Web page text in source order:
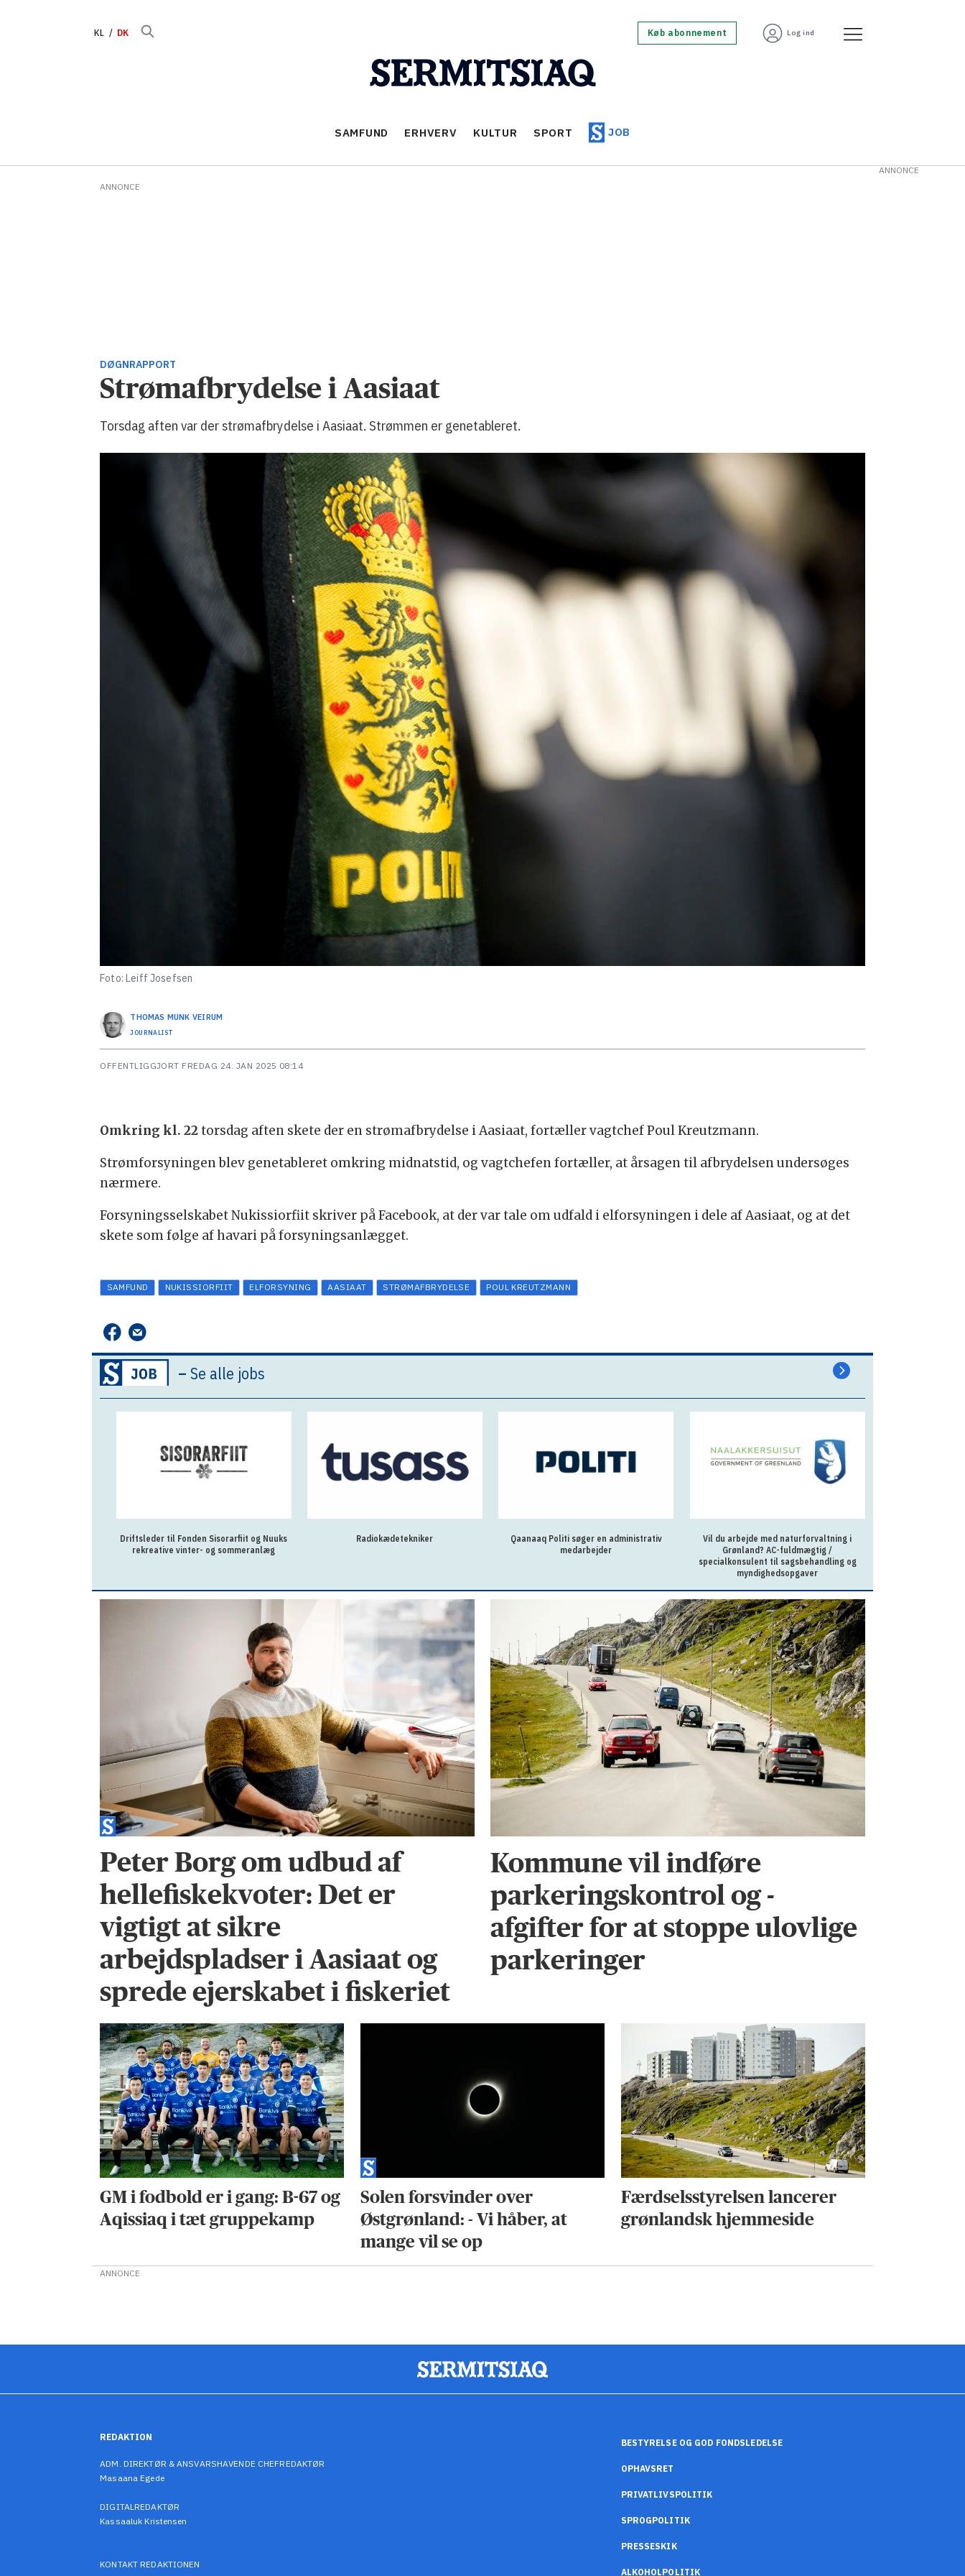
KL DK Køb abonnement Log ind
SAMFUND ERHVERV KULTUR SPORT JOB
ANNONCE
DØGNRAPPORT
Strømafbrydelse i Aasiaat
Torsdag aften var der strømafbrydelse i Aasiaat. Strømmen er genetableret.
Foto: Leiff Josefsen
THOMAS MUNK VEIRUM
JOURNALIST
OFFENTLIGGJORT FREDAG 24. JAN 2025 08:14
Omkring kl. 22torsdag aften skete der en strømafbrydelse i Aasiaat, fortæller vagtchef Poul Kreutzmann.
Strømforsyningen blev genetableret omkring midnatstid, og vagtchefen fortæller, at årsagen til afbrydelsen undersøges
nærmere.
Forsyningsselskabet Nukissiorfiit skriver på Facebook, at der var tale om udfald i elforsyningen i dele af Aasiaat, og at det
skete som følge af havari på forsyningsanlægget.
SAMFUND NUKISSIORFIIT ELFORSYNING AASIAAT STRØMAFBRYDELSE POUL KREUTZMANN
– Se alle jobs
Driftsleder til Fonden Sisorarfiit og Nuuks
rekreative vinter- og sommeranlæg
Radiokædetekniker
Qaanaaq Politi søger en administrativ
medarbejder
Vil du arbejde med naturforvaltning i
Grønland? AC-fuldmægtig /
specialkonsulent til sagsbehandling og
myndighedsopgaver
Peter Borg om udbud af
hellefiskekvoter: Det er
vigtigt at sikre
arbejdspladser i Aasiaat og
sprede ejerskabet i fiskeriet
Kommune vil indføre
parkeringskontrol og -
afgifter for at stoppe ulovlige
parkeringer
GM i fodbold er i gang: B-67 og
Aqissiaq i tæt gruppekamp
Solen forsvinder over
Østgrønland: - Vi håber, at
mange vil se op
Færdselsstyrelsen lancerer
grønlandsk hjemmeside
ANNONCE
ANNONCE
REDAKTION
ADM. DIREKTØR & ANSVARSHAVENDE CHEFREDAKTØR
Masaana Egede
DIGITALREDAKTØR
Kassaaluk Kristensen
KONTAKT REDAKTIONEN
BESTYRELSE OG GOD FONDSLEDELSE
OPHAVSRET
PRIVATLIVSPOLITIK
SPROGPOLITIK
PRESSESKIK
ALKOHOLPOLITIK